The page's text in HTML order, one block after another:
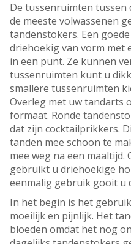
De tussenruimten tussen
de meeste volwassenen
tandenstokers. Een
driehoekig van vorm met
in een punt. Ze kunnen
tussenruimten kunt u
smallere tussenruimten
Overleg met uw tandarts
formaat. Ronde
dat zijn cocktailprikkers.
tanden mee schoon te
mee weg na een
gebruikt u driehoekige
eenmalig gebruik gooit u
In het begin is het
moeilijk en pijnlijk. Het
bloeden omdat het nog